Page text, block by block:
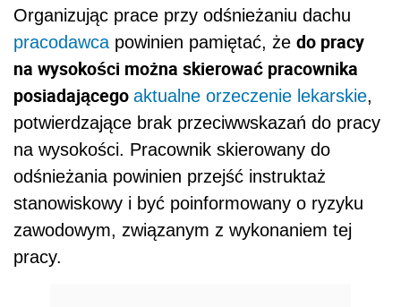
Organizując prace przy odśnieżaniu dachu
pracodawca powinien pamiętać, że do pracy
na wysokości można skierować pracownika
posiadającego aktualne orzeczenie lekarskie,
potwierdzające brak przeciwwskazań do pracy
na wysokości. Pracownik skierowany do
odśnieżania powinien przejść instruktaż
stanowiskowy i być poinformowany o ryzyku
zawodowym, związanym z wykonaniem tej
pracy.